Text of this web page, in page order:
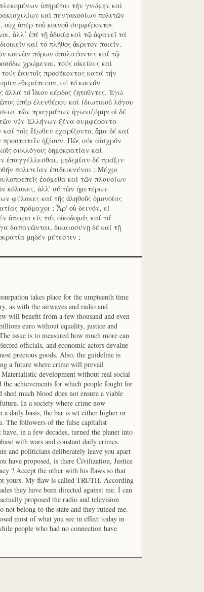
ὑπηρέται τήν γνώμην καὶ
καὶ πεντακοσίων πολιτῶν
οὐχ ὑπέρ τοῦ κοινοῦ συμφέροντος
ἀλλ᾽ ἐπί τῇ ἀδικίᾳ καὶ τῷ ἀφανεῖ τά
καί τό πλῆθος ἄκριτον ποιεῖν.
κοινῶν πόρων ἀπολαύοντες καί τῷ
χρώμενοι, τούς οἰκείους καὶ
ἑαυτοῖς προσήκοντας κατά τήν
ἐθεράπευον, ού τό κοινόν
ἀλλά τό ἴδιον κέρδος ζητοῦντες. Ἐγώ
ὑπέρ ἐλευθέρου καὶ ίδιωτικοῦ λόγου
τῶν πραγμάτων ἠγωνιζόμην οἱ δέ
νῦν Ἑλλήνων ξένα συμφέροντα
καί τοῖς ἔξωθεν ἐχαρίζοντο, ἅμα δέ καί
προστατεῖν ἠξίουν. Πῶς ούκ αἰσχρόν
συλλόγοις δημοκρατίαν καὶ
ἐπαγγέλλεσθαι, μηδεμίαν δέ πράξιν
πολιτείαν ἐπιδεικνύναι ; Μέχρι
ἐσόμεθα καὶ τῶν πλουσίων
κόλακες, ἀλλ' ού τῶν ἡμετέρων
φύλακες καί τῆς ἀληθοῦς ὁμονοίας
πρόμαχοι ; Ἆρ' οὐ δεινόν, εί
ἄπειρα είς τάς οἰκοδομάς καί τά
δαπανῶνται, δικαιοσύνῃ δέ καί τῇ
μηδέν μέτεστιν ;
takes place for the umpteenth time
as with the airwaves and radio and
will benefit from a few thousand and even
euro without equality, justice and
issue is to measured how much more can
officials, and economic actors devalue
precious goods. Also, the guideline is
a future where crime will prevail
development without real social
the achievements for which people fought for
shed much blood does not ensure a viable
In a society where crime now
a daily basis, the bar is set either higher or
The followers of the false capitalist
have, in a few decades, turned the planet into
with wars and constant daily crimes.
and politicians deliberately leave you apart
have proposed, is there Civilization, Justice
? Accept the other with his flaws so that
yours. My flaw is called TRUTH. According
they have been directed against me. I can
proposed the radio and television
not belong to the state and they ruined me.
most of what you see in effect today in
people who had no connection have